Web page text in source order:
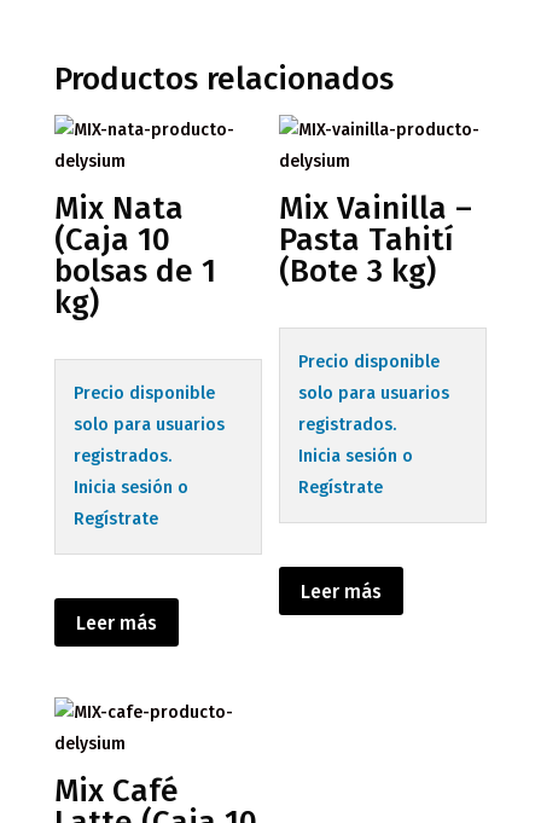
Productos relacionados
Mix Nata
(Caja 10
bolsas de 1
kg)
Precio disponible
solo para usuarios
registrados.
Inicia sesión o
Regístrate
Leer más
Mix Vainilla –
Pasta Tahití
(Bote 3 kg)
Precio disponible
solo para usuarios
registrados.
Inicia sesión o
Regístrate
Leer más
Mix Café